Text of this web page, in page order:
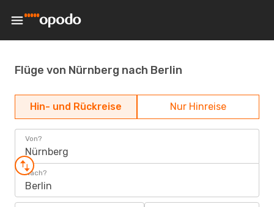
Flüge von Nürnberg nach Berlin
Hin- und Rückreise Nur Hinreise
Von?
Nürnberg
Nach?
Berlin